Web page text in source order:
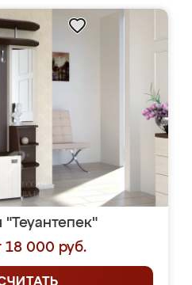
"Теуантепек"
18 000 руб.